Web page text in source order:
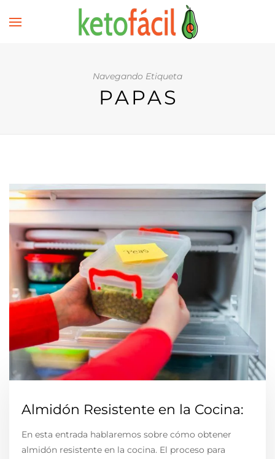
Navegando Etiqueta
PAPAS
Almidón Resistente en la Cocina:
En esta entrada hablaremos sobre cómo obtener
almidón resistente en la cocina. El proceso para